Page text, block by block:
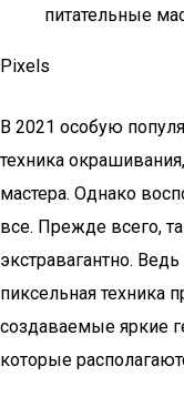
питательные
Pixels
В 2021 особую
техника
мастера. Однако
все. Прежде всего,
экстравагантно.
пиксельная техника
создаваемые яркие
которые